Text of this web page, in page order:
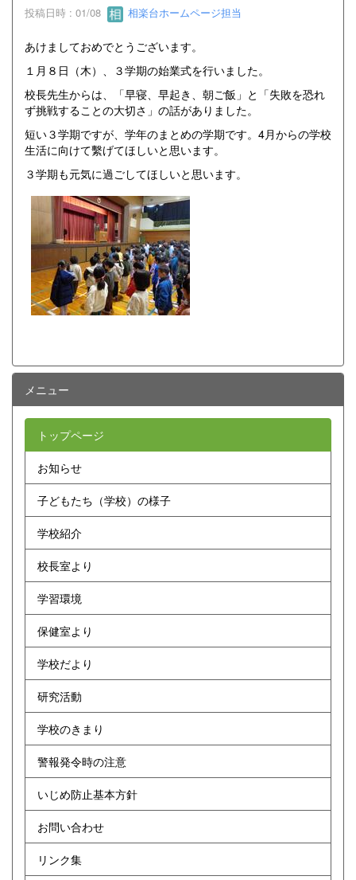
投稿日時 : 01/08 相楽台ホームページ担当
あけましておめでとうございます。
１月８日（木）、３学期の始業式を行いました。
校長先生からは、「早寝、早起き、朝ご飯」と「失敗を恐れ
ず挑戦することの大切さ」の話がありました。
短い３学期ですが、学年のまとめの学期です。4月からの学校
生活に向けて繫げてほしいと思います。
３学期も元気に過ごしてほしいと思います。
メニュー
トップページ
お知らせ
子どもたち（学校）の様子
学校紹介
校長室より
学習環境
保健室より
学校だより
研究活動
学校のきまり
警報発令時の注意
いじめ防止基本方針
お問い合わせ
リンク集